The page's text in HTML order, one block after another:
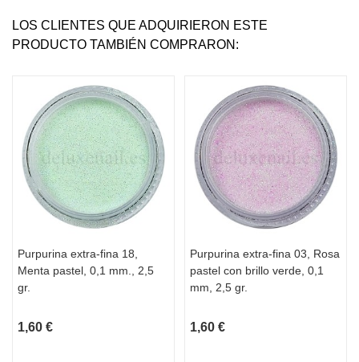
LOS CLIENTES QUE ADQUIRIERON ESTE
PRODUCTO TAMBIÉN COMPRARON:
Purpurina extra-fina 18,
Menta pastel, 0,1 mm., 2,5
gr.
1,60 €
Purpurina extra-fina 03, Rosa
pastel con brillo verde, 0,1
mm, 2,5 gr.
1,60 €